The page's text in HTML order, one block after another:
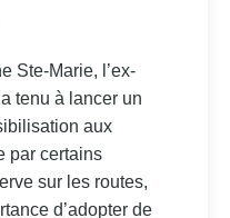
Ste-Marie, l’ex-
tenu à lancer un
aux
par certains
sur les routes,
d’adopter de